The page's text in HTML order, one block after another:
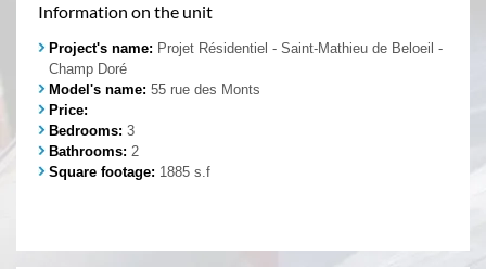
Information on the unit
Project's name: Projet Résidentiel - Saint-Mathieu de Beloeil -
Champ Doré
Model's name: 55 rue des Monts
Price:
Bedrooms: 3
Bathrooms: 2
Square footage: 1885 s.f